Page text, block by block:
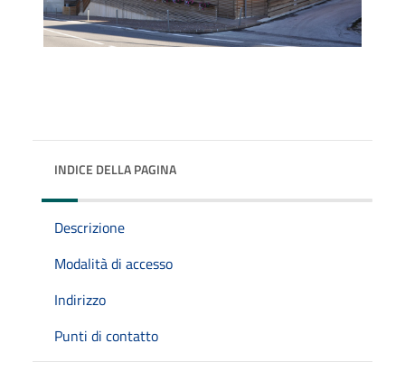
INDICE DELLA PAGINA
Descrizione
Modalità di accesso
Indirizzo
Punti di contatto